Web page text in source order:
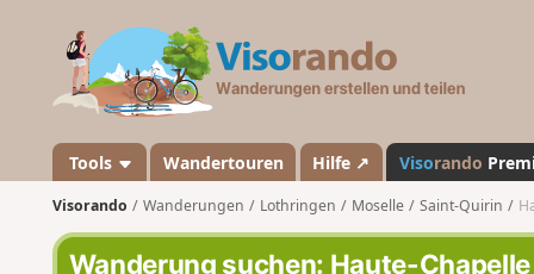
a
n
d
o
Tools Wandertouren Hilfe ↗ Visorando
Visorando Wanderungen Lothringen Moselle Saint-Quirin
Wanderung suchen: Haute-